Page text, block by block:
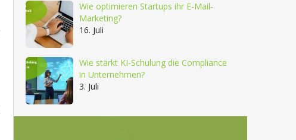
Wie optimieren Startups ihr E-Mail-
Marketing?
16. Juli
Wie stärkt KI-Schulung die Compliance
in Unternehmen?
3. Juli